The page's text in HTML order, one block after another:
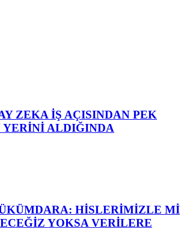
ZEKA İŞ AÇISINDAN PEK
YERİNİ ALDIĞINDA
HİSLERİMİZLE Mİ
YOKSA VERİLERE